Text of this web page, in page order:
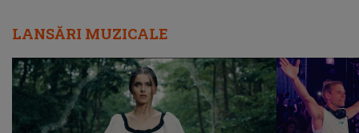
LANSĂRI MUZICALE